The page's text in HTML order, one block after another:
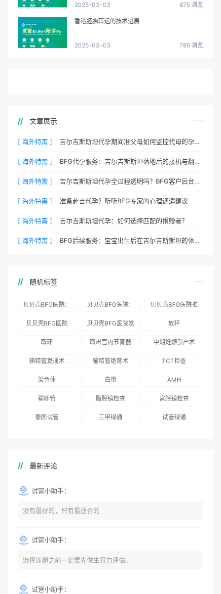
2025-03-03 875 浏览
香港胚胎转运的技术进展
2025-03-03 786 浏览
文章展示
[ 海外特需 ] 吉尔吉斯斯坦代孕期间准父母如何监控代母的孕期状态？
[ 海外特需 ] BFG代孕服务：吉尔吉斯斯坦落地后的接机与翻译安排
[ 海外特需 ] 吉尔吉斯斯坦代孕全过程透明吗？BFG客户后台详解
[ 海外特需 ] 准备赴吉代孕？听听BFG专家的心理调适建议
[ 海外特需 ] 吉尔吉斯斯坦代孕：如何选择匹配的捐赠者？
[ 海外特需 ] BFG后续服务：宝宝出生后在吉尔吉斯斯坦的体检与回国
随机标签
贝贝壳BFG医院：
务
贝贝壳BFG医院：
术”和“法律支持”
贝贝壳BFG医院推
贝贝壳BFG医院
贝贝壳BFG医院发
国版）》
放环
取环 取出宫内节育器 中期妊娠引产术
输精管复通术 输精管绝育术 TCT检查
染色体 白带 AMH
输卵管 腹腔镜检查 宫腔镜检查
泰国试管 三甲绿通 试管绿通
最新评论
试管小助手：
没有最好的，只有最适合的
试管小助手：
选择冻卵之前一定要先做生育力评估。
试管小助手：